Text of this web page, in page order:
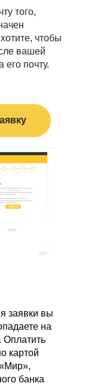
того,
чтобы
вашей
почту.
заявки вы
на
Оплатить
картой
банка